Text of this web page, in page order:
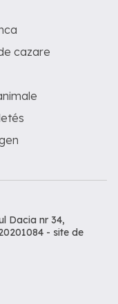
cazare
Dacia nr 34,
- site de